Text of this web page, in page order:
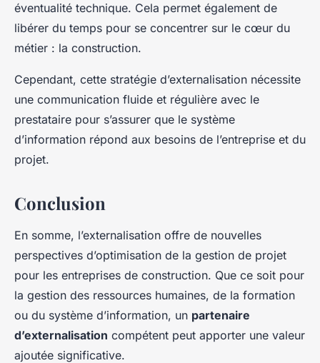
éventualité technique. Cela permet également de
libérer du temps pour se concentrer sur le cœur du
métier : la construction.
Cependant, cette stratégie d’externalisation nécessite
une communication fluide et régulière avec le
prestataire pour s’assurer que le système
d’information répond aux besoins de l’entreprise et du
projet.
Conclusion
En somme, l’externalisation offre de nouvelles
perspectives d’optimisation de la gestion de projet
pour les entreprises de construction. Que ce soit pour
la gestion des ressources humaines, de la formation
ou du système d’information, un partenaire
d’externalisation compétent peut apporter une valeur
ajoutée significative.